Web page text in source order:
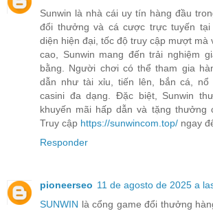
Sunwin là nhà cái uy tín hàng đầu
đổi thưởng và cá cược trực tuyến tại
diện hiện đại, tốc độ truy cập mượt mà
cao, Sunwin mang đến trải nghiệm
bằng. Người chơi có thể tham gia
dẫn như tài xỉu, tiến lên, bắn cá, nổ
casini đa dạng. Đặc biệt, Sunwin
khuyến mãi hấp dẫn và tặng thưởng
Truy cập https://sunwincom.top/ ngay
Responder
pioneerseo 11 de agosto de 2025 a
SUNWIN là cổng game đổi thưởng